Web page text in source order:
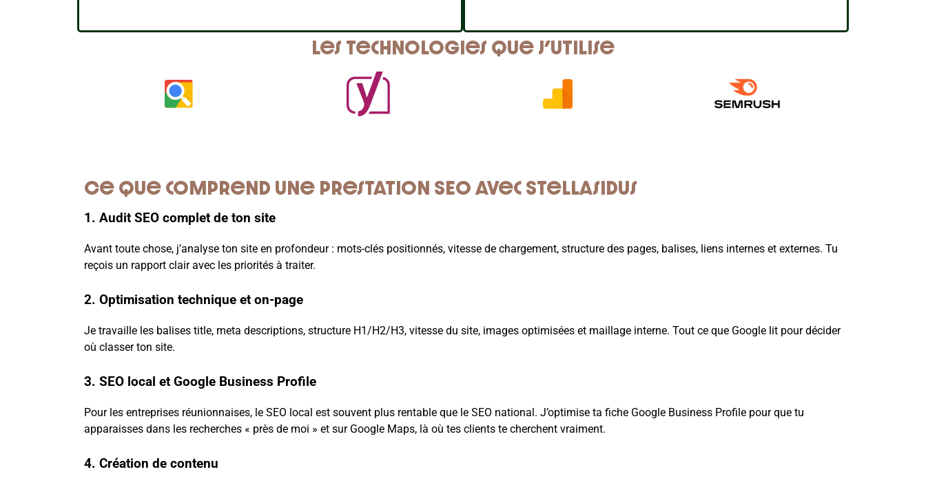
Les technologies que j’utilise
Ce que comprend une prestation SEO avec Stellasidus
1. Audit SEO complet de ton site
Avant toute chose, j’analyse ton site en profondeur : mots-clés positionnés, vitesse de chargement, structure des pages, balises, liens internes et externes. Tu
reçois un rapport clair avec les priorités à traiter.
2. Optimisation technique et on-page
Je travaille les balises title, meta descriptions, structure H1/H2/H3, vitesse du site, images optimisées et maillage interne. Tout ce que Google lit pour décider
où classer ton site.
3. SEO local et Google Business Profile
Pour les entreprises réunionnaises, le SEO local est souvent plus rentable que le SEO national. J’optimise ta fiche Google Business Profile pour que tu
apparaisses dans les recherches « près de moi » et sur Google Maps, là où tes clients te cherchent vraiment.
4. Création de contenu